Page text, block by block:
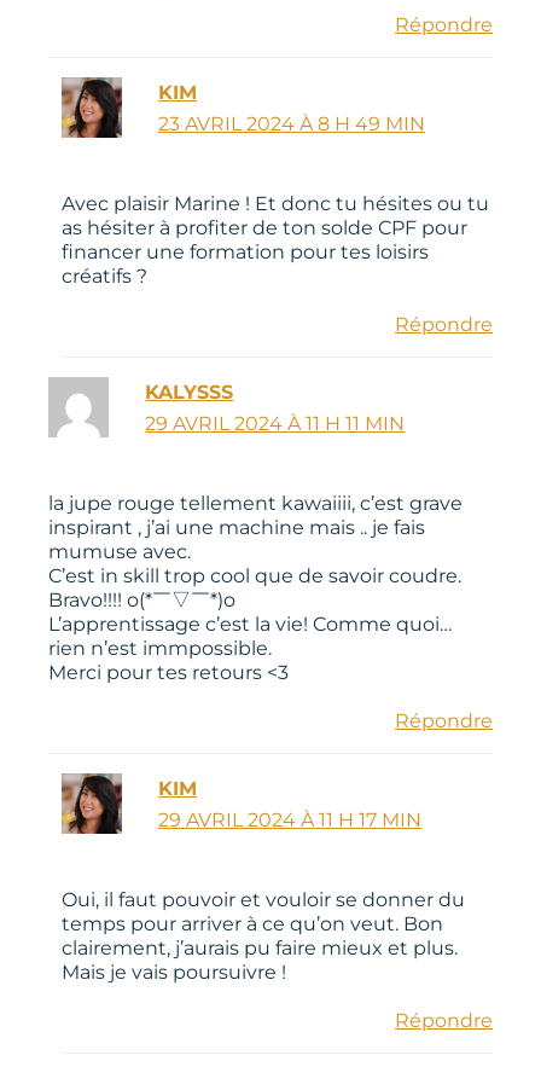
Répondre
KIM
23 AVRIL 2024 À 8 H 49 MIN
Avec plaisir Marine ! Et donc tu hésites ou tu
as hésiter à profiter de ton solde CPF pour
financer une formation pour tes loisirs
créatifs ?
Répondre
KALYSSS
29 AVRIL 2024 À 11 H 11 MIN
la jupe rouge tellement kawaiiii, c’est grave
inspirant , j’ai une machine mais .. je fais
mumuse avec.
C’est in skill trop cool que de savoir coudre.
Bravo!!!! o(*￣▽￣*)o
L’apprentissage c’est la vie! Comme quoi…
rien n’est immpossible.
Merci pour tes retours <3
Répondre
KIM
29 AVRIL 2024 À 11 H 17 MIN
Oui, il faut pouvoir et vouloir se donner du
temps pour arriver à ce qu’on veut. Bon
clairement, j’aurais pu faire mieux et plus.
Mais je vais poursuivre !
Répondre